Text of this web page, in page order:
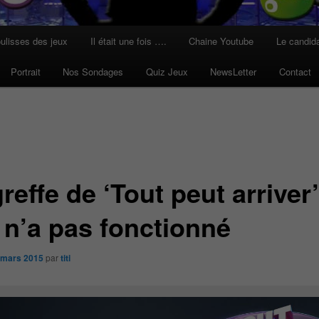
des jeux Il était une fois …. Chaine Youtube Le
Portrait Nos Sondages Quiz Jeux NewsLetter Contact
de ‘Tout peut
pas fonctionné
2015 partiti